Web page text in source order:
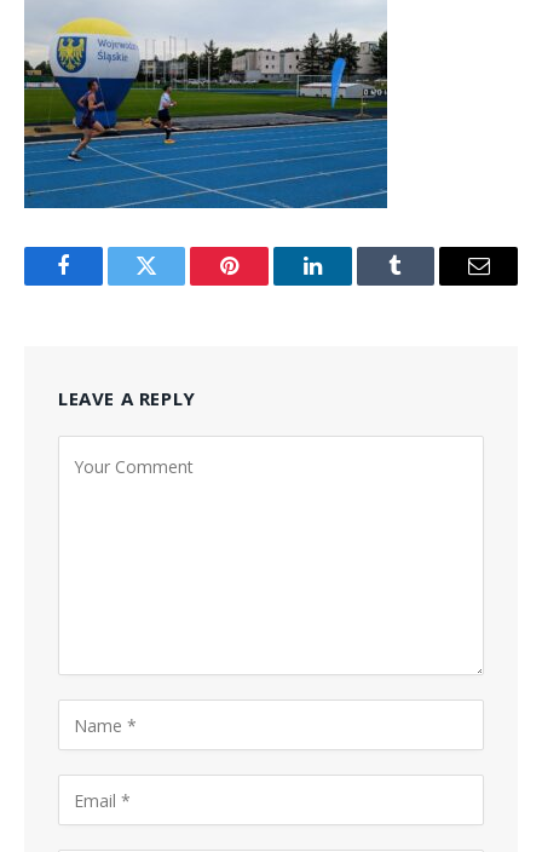
FacebookTwitter Pinterest LinkedInTumblr Email
LEAVE A REPLY